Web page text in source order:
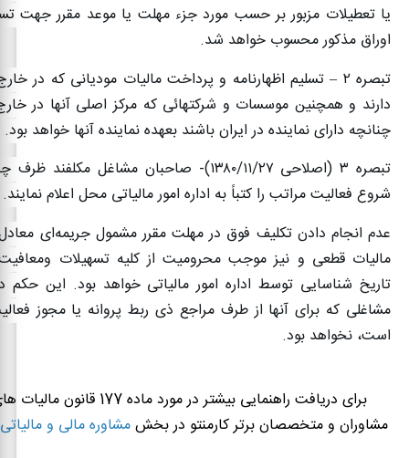
یا تعطیلات مزبور بر حسب مورد جزء مهلت یا موعد مقرر جهت
اوراق مذکور محسوب خواهد شد.
تبصره ۲ –
تسلیم اظهارنامه و پرداخت مالیات مودیانی که در
دارند و همچنین موسسات و شرکتهائی که مرکز اصلی آنها در
چنانچه دارای نماینده در ایران باشند بعهده نماینده آنها خواهد بود.
تبصره ۳ ( اصلاحی ۱۳۸۰/۱۱/۲۷)-
صاحبان مشاغل مکلفند ظرف
شروع فعالیت مراتب را کتباً به اداره امور مالیاتی محل اعلام نمایند.
‌عدم انجام دادن تکلیف فوق در مهلت مقرر مشمول جریمه‌ای
مالیات قطعی و نیز موجب محرومیت از کلیه تسهیلات
تاریخ شناسایی توسط اداره امور مالیاتی خواهد بود. این حکم
مشاغلی که برای آنها از طرف مراجع ذی ربط‌ پروانه یا مجوز
است، نخواهد بود.
برای دریافت راهنمایی بیشتر در مورد
مشاوران و متخصصان برتر کارمنتو در بخشمشاوره مالی و مالیاتی